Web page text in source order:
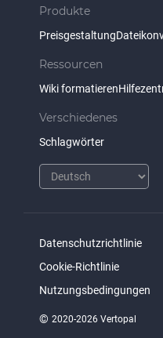
Produkte
Preisgestaltung
Ressourcen
Wiki formatieren
Verschiedenes
Schlagwörter
Datenschutzrichtlinie
Cookie-Richtlinie
Nutzungsbedingungen
© 2020-2026 Vertopal